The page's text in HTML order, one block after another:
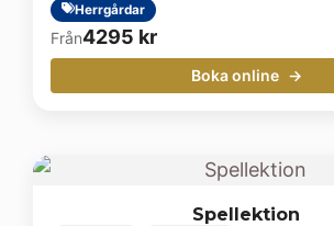
Herrgårdar
Från4295 kr
Boka online
Spellektion